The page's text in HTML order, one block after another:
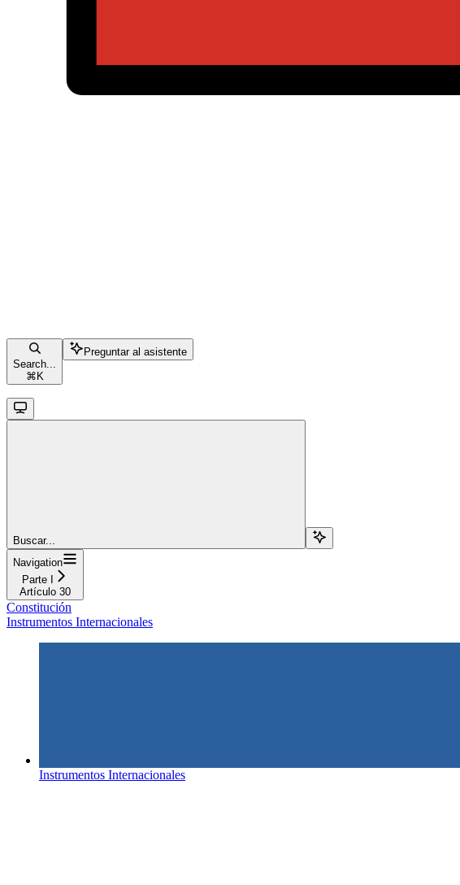
Search...
⌘ K
Preguntar al asistente
Buscar...
Navigation
Parte I
Artículo 30
Constitución
Instrumentos Internacionales
Instrumentos Internacionales